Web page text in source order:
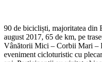
90 de bicicliști, majoritatea din
august 2017, 65 de km, pe
Vânătorii Mici – Corbii Mari –
eveniment cicloturistic cu